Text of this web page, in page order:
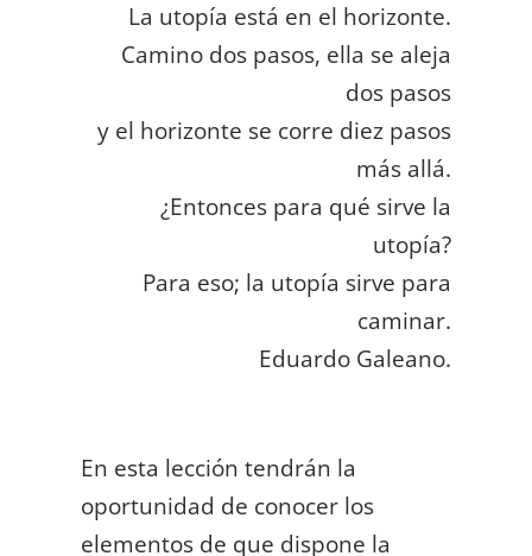
La utopía está en el horizonte.
Camino dos pasos, ella se aleja
dos pasos
y el horizonte se corre diez pasos
más allá.
¿Entonces para qué sirve la
utopía?
Para eso; la utopía sirve para
caminar.
Eduardo Galeano.
En esta lección tendrán la
oportunidad de conocer los
elementos de que dispone la